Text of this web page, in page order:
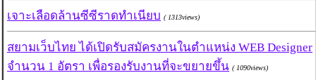
เจาะเลือดล้านซีซีราดทำเนียบ ( 1313views)
สยามเว็บไทย ได้เปิดรับสมัครงานในตำแหน่ง WEB Designer
จำนวน 1 อัตรา เพื่อรองรับงานที่จะขยายขึ้น ( 1090views)